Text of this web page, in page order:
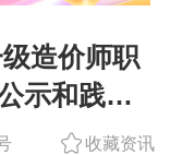
造价师职
示和践诺
收藏资讯